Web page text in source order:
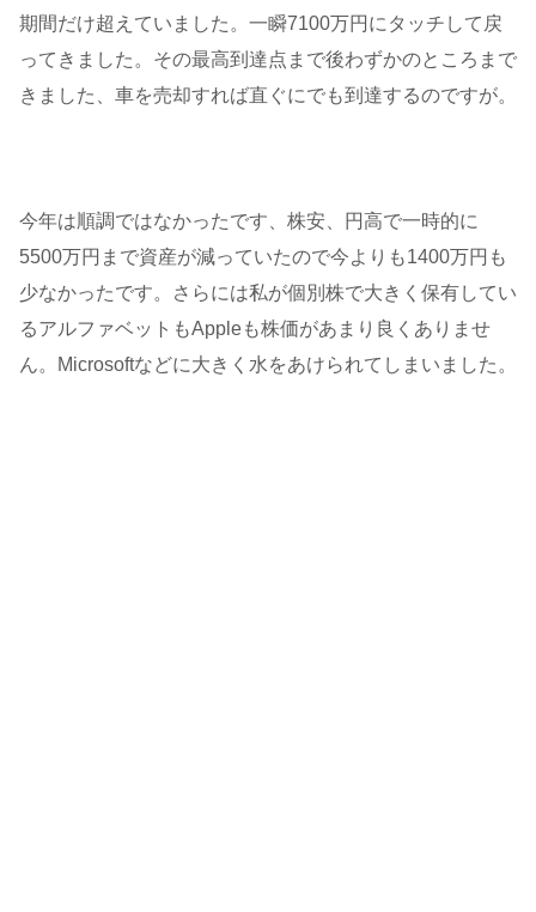
期間だけ超えていました。一瞬7100万円にタッチして戻
ってきました。その最高到達点まで後わずかのところまで
きました、車を売却すれば直ぐにでも到達するのですが。
今年は順調ではなかったです、株安、円高で一時的に
5500万円まで資産が減っていたので今よりも1400万円も
少なかったです。さらには私が個別株で大きく保有してい
るアルファベットもAppleも株価があまり良くありませ
ん。Microsoftなどに大きく水をあけられてしまいました。